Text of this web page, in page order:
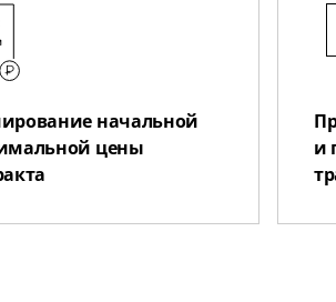
начальной
цены
и